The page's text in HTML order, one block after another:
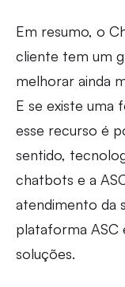
Em resumo, o
cliente tem um
melhorar ainda
E se existe uma
esse recurso é
sentido,
chatbots e a
atendimento da
plataforma ASC
soluções.